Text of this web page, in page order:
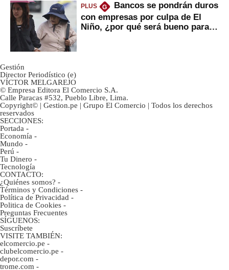
PLUS G
Bancos se pondrán duros
con empresas por culpa de El
Niño, ¿por qué será bueno para
Gestión
Director Periodístico (e)
VÍCTOR MELGAREJO
© Empresa Editora El Comercio S.A.
Calle Paracas #532, Pueblo Libre, Lima.
Copyright© | Gestion.pe | Grupo El Comercio | Todos los derechos
reservados
SECCIONES:
Portada -
Economía -
Mundo -
Perú -
Tu Dinero -
Tecnología
CONTACTO:
¿Quiénes somos? -
Términos y Condiciones -
Política de Privacidad -
Politica de Cookies -
Preguntas Frecuentes
SÍGUENOS:
Suscríbete
VISITE TAMBIÉN:
elcomercio.pe -
clubelcomercio.pe -
depor.com -
trome.com -